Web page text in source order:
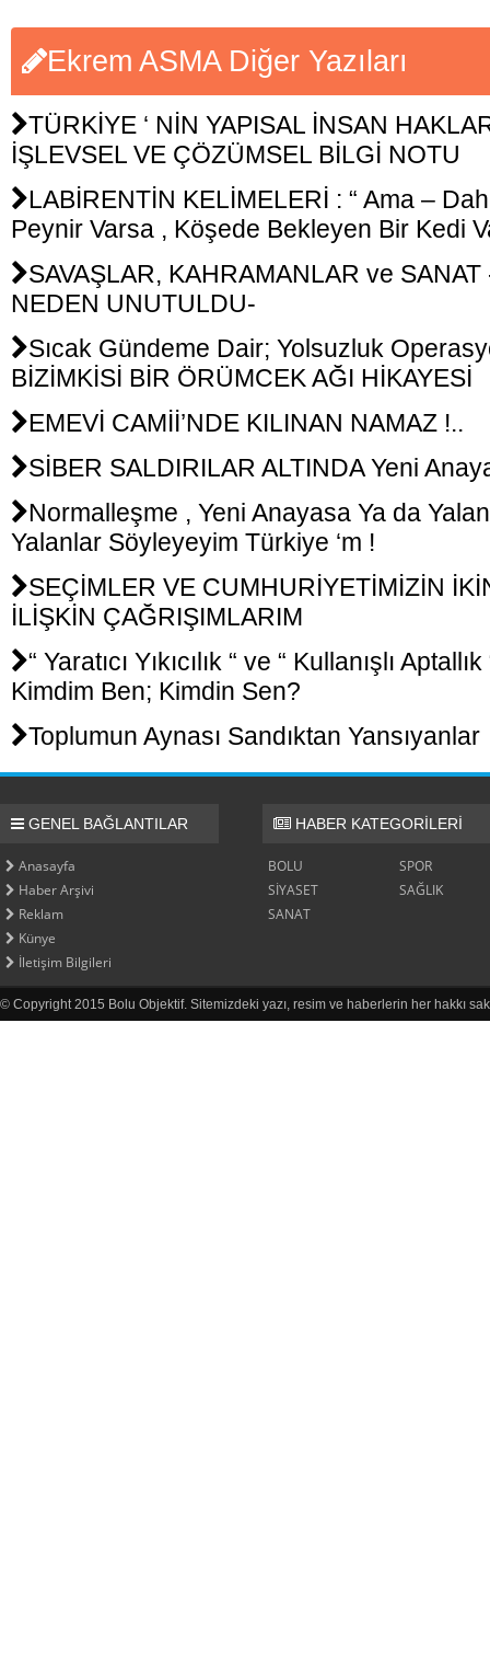
Ekrem ASMA Diğer Yazıları
TÜRKİYE ‘ NİN YAPISAL İNSAN
İŞLEVSEL VE ÇÖZÜMSEL BİLGİ NOTU
LABİRENTİN KELİMELERİ : “ Ama –
Peynir Varsa , Köşede Bekleyen Bir Kedi
SAVAŞLAR, KAHRAMANLAR ve
NEDEN UNUTULDU-
Sıcak Gündeme Dair; Yolsuzluk
BİZİMKİSİ BİR ÖRÜMCEK AĞI HİKAYESİ
EMEVİ CAMİİ’NDE KILINAN NAMAZ !..
SİBER SALDIRILAR ALTINDA Yeni
Normalleşme , Yeni Anayasa Ya da
Yalanlar Söyleyeyim Türkiye ‘m !
SEÇİMLER VE CUMHURİYETİMİZİN
İLİŞKİN ÇAĞRIŞIMLARIM
“ Yaratıcı Yıkıcılık “ ve “ Kullanışlı
Kimdim Ben; Kimdin Sen?
Toplumun Aynası Sandıktan Yansıyanlar
GENEL BAĞLANTILAR
Anasayfa
Haber Arşivi
Reklam
Künye
İletişim Bilgileri
HABER KATEGORİLERİ
BOLU
SPOR
SİYASET
SAĞLIK
SANAT
© Copyright 2015 Bolu Objektif. Sitemizdeki yazı, resim ve haberlerin her hakkı